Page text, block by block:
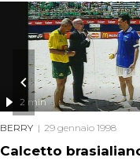
Calcetto
2 min
BERRY 29 gennaio 1998